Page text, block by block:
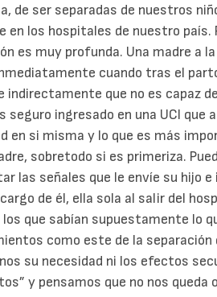
de ser separadas de nuestros
en los hospitales de nuestro
es muy profunda. Una madre a
cuando tras el
indirectamente que no es capaz
seguro ingresado en una UCI que
en si misma y lo que es más
sobretodo si es primeriza.
las señales que le envíe su hijo
de él, ella sola al salir del
los que sabían supuestamente lo
como este de la
su necesidad ni los efectos
y pensamos que no nos